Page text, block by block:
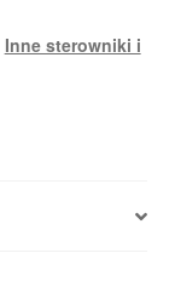
Inne sterowniki i